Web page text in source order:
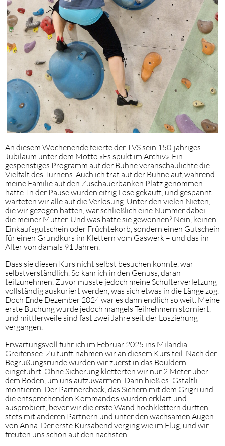
An diesem Wochenende feierte der TVS sein 150-jähriges
Jubiläum unter dem Motto «Es spukt im Archiv». Ein
gespenstiges Programm auf der Bühne veranschaulichte die
Vielfalt des Turnens. Auch ich trat auf der Bühne auf, während
meine Familie auf den Zuschauerbänken Platz genommen
hatte. In der Pause wurden eifrig Lose gekauft, und gespannt
warteten wir alle auf die Verlosung. Unter den vielen Nieten,
die wir gezogen hatten, war schließlich eine Nummer dabei –
die meiner Mutter. Und was hatte sie gewonnen? Nein, keinen
Einkaufsgutschein oder Früchtekorb, sondern einen Gutschein
für einen Grundkurs im Klettern vom Gaswerk – und das im
Alter von damals 91 Jahren.
Dass sie diesen Kurs nicht selbst besuchen konnte, war
selbstverständlich. So kam ich in den Genuss, daran
teilzunehmen. Zuvor musste jedoch meine Schulterverletzung
vollständig auskuriert werden, was sich etwas in die Länge zog.
Doch Ende Dezember 2024 war es dann endlich so weit. Meine
erste Buchung wurde jedoch mangels Teilnehmern storniert,
und mittlerweile sind fast zwei Jahre seit der Losziehung
vergangen.
Erwartungsvoll fuhr ich im Februar 2025 ins Milandia
Greifensee. Zu fünft nahmen wir an diesem Kurs teil. Nach der
Begrüßungsrunde wurden wir zuerst in das Bouldern
eingeführt. Ohne Sicherung kletterten wir nur 2 Meter über
dem Boden, um uns aufzuwärmen. Dann hieß es: Gstältli
montieren. Der Partnercheck, das Sichern mit dem Grigri und
die entsprechenden Kommandos wurden erklärt und
ausprobiert, bevor wir die erste Wand hochklettern durften –
stets mit anderen Partnern und unter den wachsamen Augen
von Anna. Der erste Kursabend verging wie im Flug, und wir
freuten uns schon auf den nächsten.